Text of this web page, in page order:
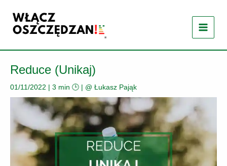
treści
Reduce (Unikaj)
01/11/2022 | 3 min 🕒 | @ Łukasz Pająk